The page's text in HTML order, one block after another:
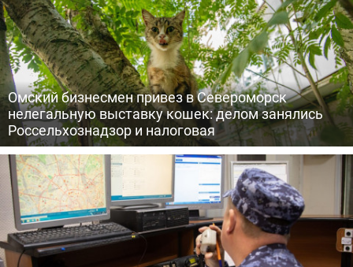
Омский бизнесмен привез в Североморск
нелегальную выставку кошек: делом занялись
Россельхознадзор и налоговая